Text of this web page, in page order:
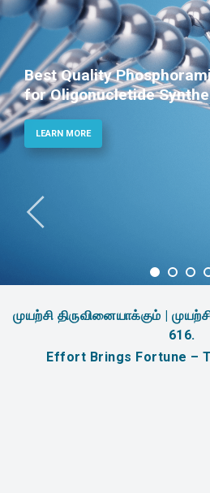
Best Quality
for Oligonucletide
LEARN MORE
முயற்சி திருவினையாக்கும் |
616.
Effort Brings Fortune –